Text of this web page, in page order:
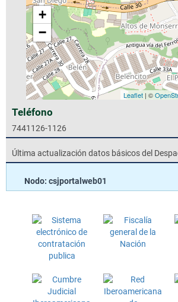
+
−
Leaflet| ©
Teléfono
7441126-1126
Última actualización datos básicos del
Nodo: csjportalweb01